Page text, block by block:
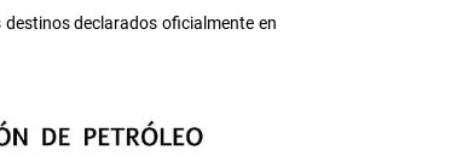
declarados oficialmente en